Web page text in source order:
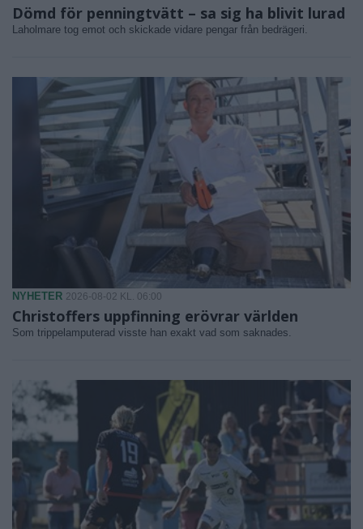
Dömd för penningtvätt – sa sig ha blivit lurad
Laholmare tog emot och skickade vidare pengar från bedrägeri.
NYHETER 2026-08-02 KL. 06:00
Christoffers uppfinning erövrar världen
Som trippelamputerad visste han exakt vad som saknades.